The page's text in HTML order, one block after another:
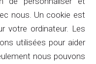
nous. Un cookie est
votre ordinateur. Les
utilisées pour aider
nous pouvons